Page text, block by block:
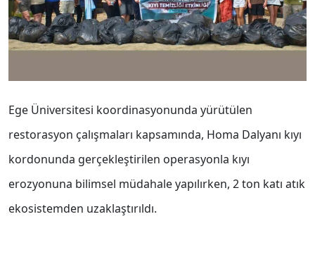
Ege Üniversitesi koordinasyonunda yürütülen
restorasyon çalışmaları kapsamında, Homa Dalyanı kıyı
kordonunda gerçekleştirilen operasyonla kıyı
erozyonuna bilimsel müdahale yapılırken, 2 ton katı atık
ekosistemden uzaklaştırıldı.